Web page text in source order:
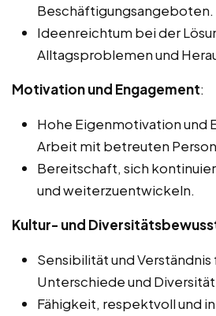
Beschäftigungsangeboten.
Ideenreichtum bei der
Alltagsproblemen und
Motivation und Engagement:
Hohe Eigenmotivation und
Arbeit mit betreuten
Bereitschaft, sich
und weiterzuentwickeln.
Kultur- und
Sensibilität und Verständnis
Unterschiede und
Fähigkeit, respektvoll und